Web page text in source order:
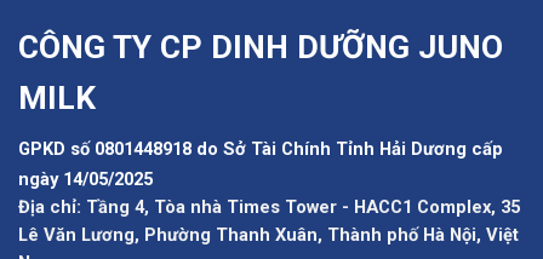
CÔNG TY CP DINH DƯỠNG JUNO
MILK
GPKD số 0801448918 do Sở Tài Chính Tỉnh Hải Dương cấp
ngày 14/05/2025
Địa chỉ: Tầng 4, Tòa nhà Times Tower - HACC1 Complex, 35
Lê Văn Lương, Phường Thanh Xuân, Thành phố Hà Nội, Việt